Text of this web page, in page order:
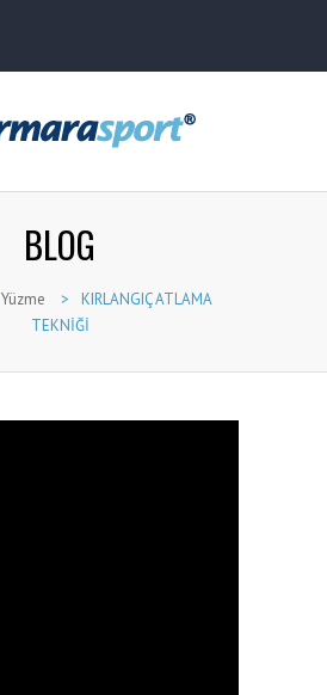
BLOG
Yüzme >
KIRLANGIÇ ATLAMA
TEKNİĞİ